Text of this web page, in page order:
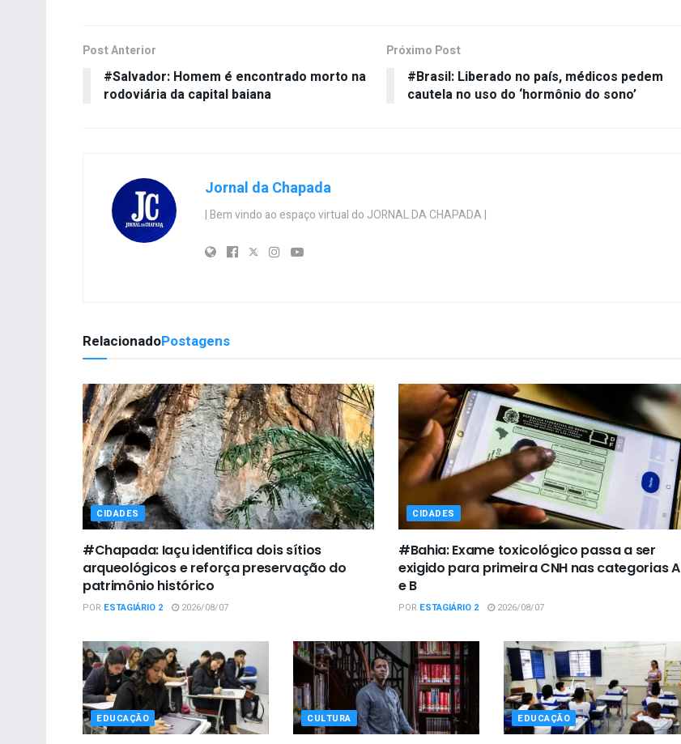
Post Anterior
#Salvador: Homem é encontrado morto na
rodoviária da capital baiana
Próximo Post
#Brasil: Liberado no país, médicos pedem
cautela no uso do ‘hormônio do sono’
Jornal da Chapada
| Bem vindo ao espaço virtual do JORNAL DA CHAPADA |
RelacionadoPostagens
CIDADES
#Chapada: Iaçu identifica dois sítios
arqueológicos e reforça preservação do
patrimônio histórico
POR ESTAGIÁRIO 2 2026/08/07
CIDADES
#Bahia: Exame toxicológico passa a ser
exigido para primeira CNH nas categorias A
e B
POR ESTAGIÁRIO 2 2026/08/07
EDUCAÇÃO CULTURA EDUCAÇÃO